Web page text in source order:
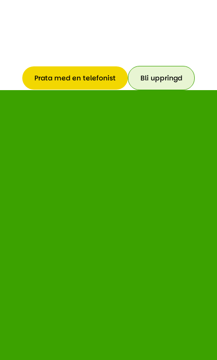
Prata med en telefonist Bli uppringd